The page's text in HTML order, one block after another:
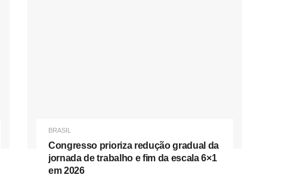
BRASIL
Congresso prioriza redução gradual da
jornada de trabalho e fim da escala 6×1
em 2026